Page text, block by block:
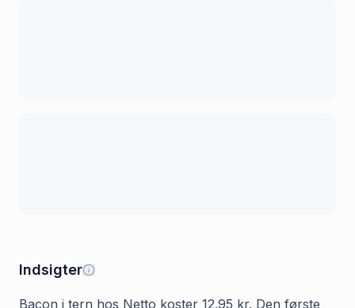
Indsigter
Bacon i tern hos Netto koster 12.95 kr. Den første